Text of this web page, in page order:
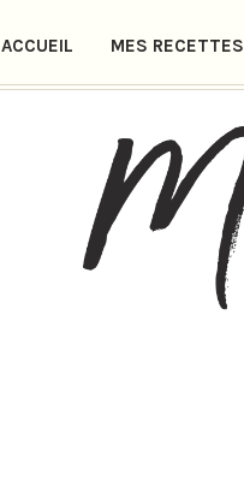
ACCUEIL MES RECETTES